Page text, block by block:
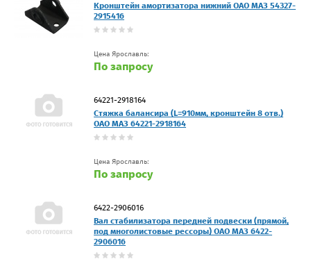
Кронштейн амортизатора нижний ОАО МАЗ 54327-
2915416
Цена Ярославль:
По запросу
64221-2918164
Стяжка балансира (L=910мм, кронштейн 8 отв.)
ОАО МАЗ 64221-2918164
Цена Ярославль:
По запросу
6422-2906016
Вал стабилизатора передней подвески (прямой,
под многолистовые рессоры) ОАО МАЗ 6422-
2906016